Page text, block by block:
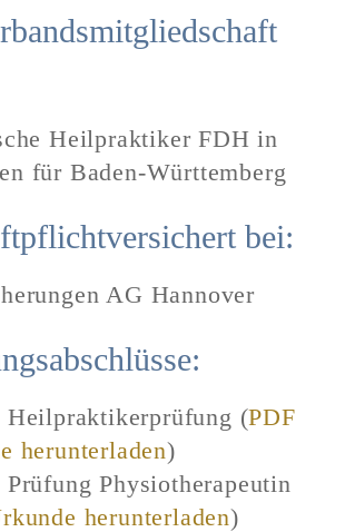
Heilpraktiker FDH in
für Baden-Württemberg
bei:
AG Hannover
Heilpraktikerprüfung (PDF
herunterladen)
Prüfung Physiotherapeutin
herunterladen)